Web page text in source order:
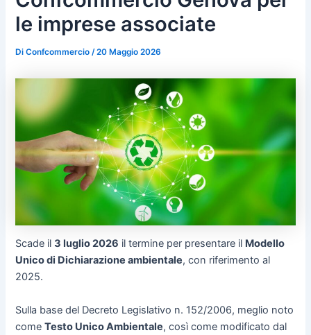
le imprese associate
DiConfcommercio/20 Maggio 2026
Scade il3 luglio 2026 il termine per presentare il Modello
Unico di Dichiarazione ambientale, con riferimento al
2025.
Sulla base del Decreto Legislativo n. 152/2006, meglio noto
comeTesto Unico Ambientale, così come modificato dal